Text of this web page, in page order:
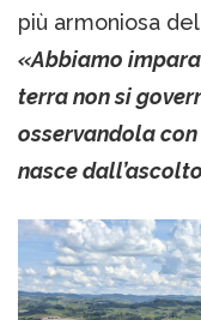
più armoniosa
«Abbiamo
terra non si
osservandola
nasce